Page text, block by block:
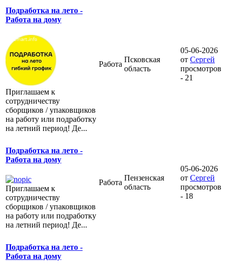
Подработка на лето -
Работа на дому
Приглашаем к
сотрудничеству
сборщиков / упаковщиков
на работу или подработку
на летний период! Де...
Работа
Псковская
область
05-06-2026
от Сергей
просмотров
- 21
Подработка на лето -
Работа на дому
Приглашаем к
сотрудничеству
сборщиков / упаковщиков
на работу или подработку
на летний период! Де...
Работа
Пензенская
область
05-06-2026
от Сергей
просмотров
- 18
Подработка на лето -
Работа на дому